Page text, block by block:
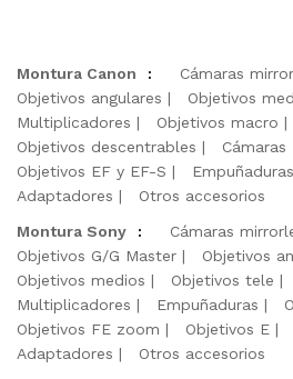
Montura Canon : Cámaras
Objetivos angulares
Objetivos
Multiplicadores
Objetivos macro
Objetivos descentrables
Cámaras
Objetivos EF y EF-S
Empuñaduras
Adaptadores
Otros accesorios
Montura Sony
:
Cámaras
Objetivos G/G Master
Objetivos
Objetivos medios
Objetivos tele
Multiplicadores
Empuñaduras
Objetivos FE zoom
Objetivos E
Adaptadores
Otros accesorios